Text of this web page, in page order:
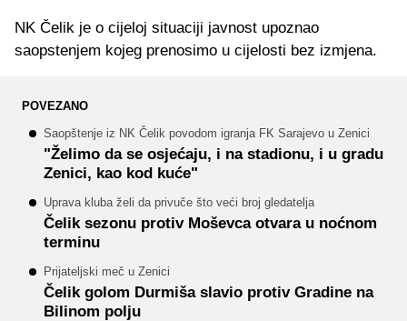
NK Čelik je o cijeloj situaciji javnost upoznao
saopstenjem kojeg prenosimo u cijelosti bez izmjena.
POVEZANO
Saopštenje iz NK Čelik povodom igranja FK Sarajevo u Zenici
"Želimo da se osjećaju, i na stadionu, i u gradu
Zenici, kao kod kuće"
Uprava kluba želi da privuče što veći broj gledatelja
Čelik sezonu protiv Moševca otvara u noćnom
terminu
Prijateljski meč u Zenici
Čelik golom Durmiša slavio protiv Gradine na
Bilinom polju